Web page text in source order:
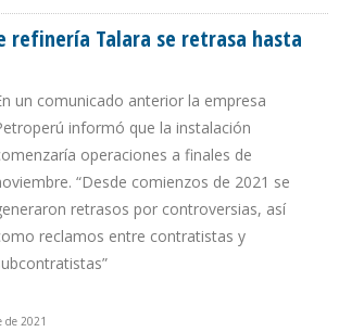
refinería Talara se retrasa hasta
un comunicado anterior la empresa
informó que la instalación
operaciones a finales de
“Desde comienzos de 2021 se
retrasos por controversias, así
reclamos entre contratistas y
de 2021